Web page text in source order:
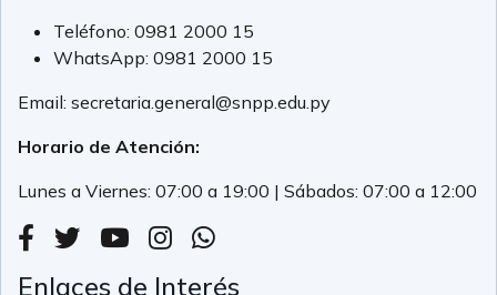
Teléfono: 0981 2000 15
WhatsApp: 0981 2000 15
Email: secretaria.general@snpp.edu.py
Horario de Atención:
Lunes a Viernes: 07:00 a 19:00 | Sábados: 07:00 a 12:00
Enlaces de Interés